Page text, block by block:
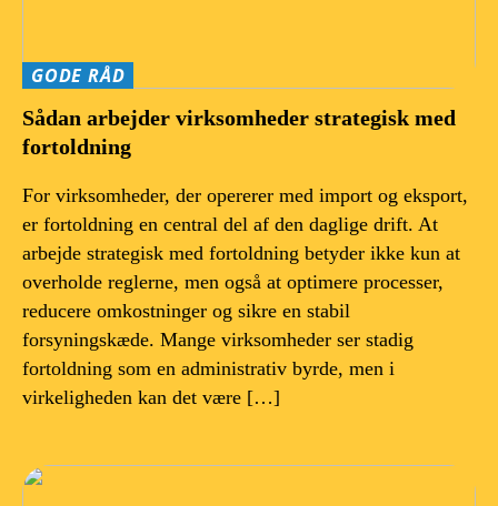
GODE RÅD
Sådan arbejder virksomheder strategisk med
fortoldning
For virksomheder, der opererer med import og eksport,
er fortoldning en central del af den daglige drift. At
arbejde strategisk med fortoldning betyder ikke kun at
overholde reglerne, men også at optimere processer,
reducere omkostninger og sikre en stabil
forsyningskæde. Mange virksomheder ser stadig
fortoldning som en administrativ byrde, men i
virkeligheden kan det være […]